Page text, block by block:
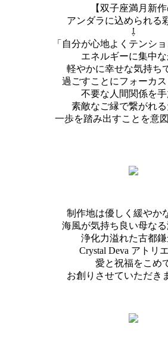
【双子座満月新
アンダラに込められる
⇩
「自分が心地よくテンシ
エネルギーに集中な
軽やかに幸せな気持ち
過ごすことにフォーカ
不要な人間関係を手
素敵なご縁で繋がれ
一歩を踏み出すことを意図
制作地は優しく緩やか
海風が気持ち良い母な
浄化力溢れた古都
Crystal Deva アトリ
愛と祝福をこめ
お創りさせていただき